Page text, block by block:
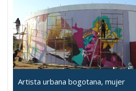
Artista urbana bogotana, mujer